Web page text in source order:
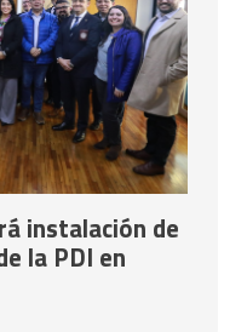
instalación de
la PDI en